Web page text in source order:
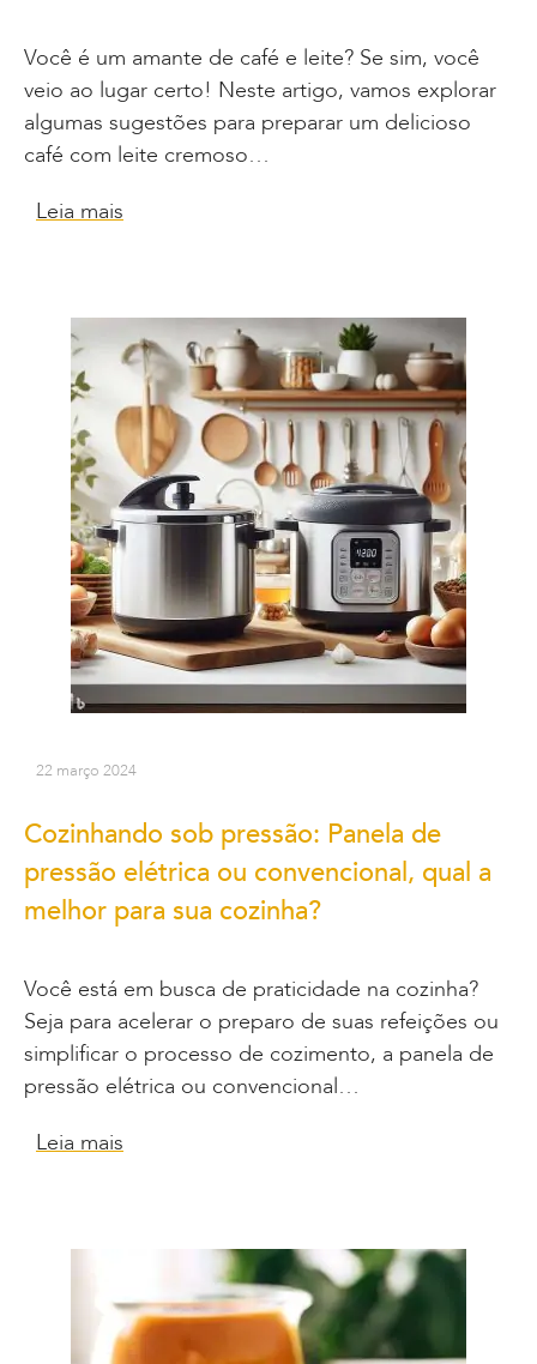
Você é um amante de café e leite? Se sim, você
veio ao lugar certo! Neste artigo, vamos explorar
algumas sugestões para preparar um delicioso
café com leite cremoso…
Leia mais
22 março 2024
Cozinhando sob pressão: Panela de
pressão elétrica ou convencional, qual a
melhor para sua cozinha?
Você está em busca de praticidade na cozinha?
Seja para acelerar o preparo de suas refeições ou
simplificar o processo de cozimento, a panela de
pressão elétrica ou convencional…
Leia mais